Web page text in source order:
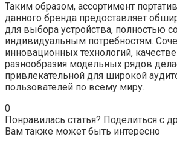
Таким образом, ассортимент
данного бренда предоставляет
для выбора устройства, полностью
индивидуальным потребностям.
инновационных технологий,
разнообразия модельных рядов
привлекательной для широкой
пользователей по всему миру.
0
Понравилась статья? Поделиться с
Вам также может быть интересно